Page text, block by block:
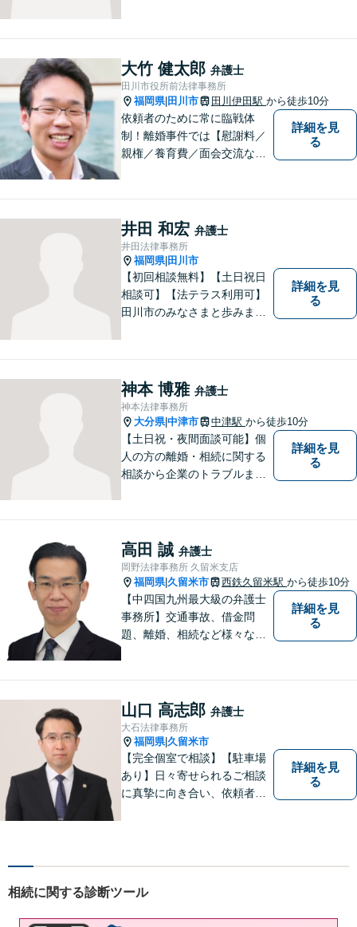
笑顔と元気を取り戻し、新た
な第一歩を踏み出せるよう、
最大限尽力します。
大竹 健太郎 弁護士
田川市役所前法律事務所
福岡県| 田川市 田川伊田駅 から徒歩10分
依頼者のために常に臨戦体
制！離婚事件では【慰謝料／
親権／養育費／面会交流な
活動、示談活動】を基本に迅
速対応。相続事案【遺言、遺
産分割、遺留分】では難事案
の解決実績も。
詳細を見
る
井田 和宏 弁護士
井田法律事務所
福岡県| 田川市
【初回相談無料】【土日祝日
相談可】【法テラス利用可】
田川市のみなさまと歩みま
な対応、良質な法的サービス
の提供をモットーとする事務
所です。
詳細を見
る
神本 博雅 弁護士
神本法律事務所
大分県|中津市 中津駅 から徒歩10分
【土日祝・夜間面談可能】個
人の方の離婚・相続に関する
相談から企業のトラブルまで
詳細を見
る
高田 誠 弁護士
岡野法律事務所 久留米支店
福岡県|久留米市 西鉄久留米駅 から徒歩10分
【中四国九州最大級の弁護士
事務所】交通事故、借金問
題、離婚、相続など様々な問
い！
詳細を見
る
山口 高志郎 弁護士
大石法律事務所
福岡県|久留米市
【完全個室で相談】【駐車場
あり】日々寄せられるご相談
に真摯に向き合い、依頼者の
営課題の解決に向けた最適な
した経営基盤の構築をお手伝
いいたします。
詳細を見
る
相続に関する診断ツール